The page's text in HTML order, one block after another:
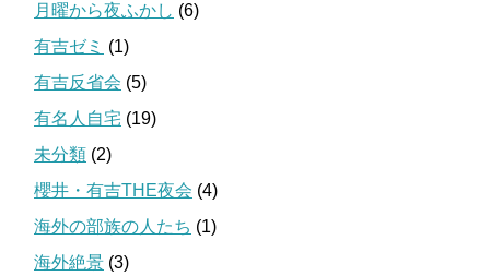
月曜から夜ふかし (6)
有吉ゼミ (1)
有吉反省会 (5)
有名人自宅 (19)
未分類 (2)
櫻井・有吉THE夜会 (4)
海外の部族の人たち (1)
海外絶景 (3)